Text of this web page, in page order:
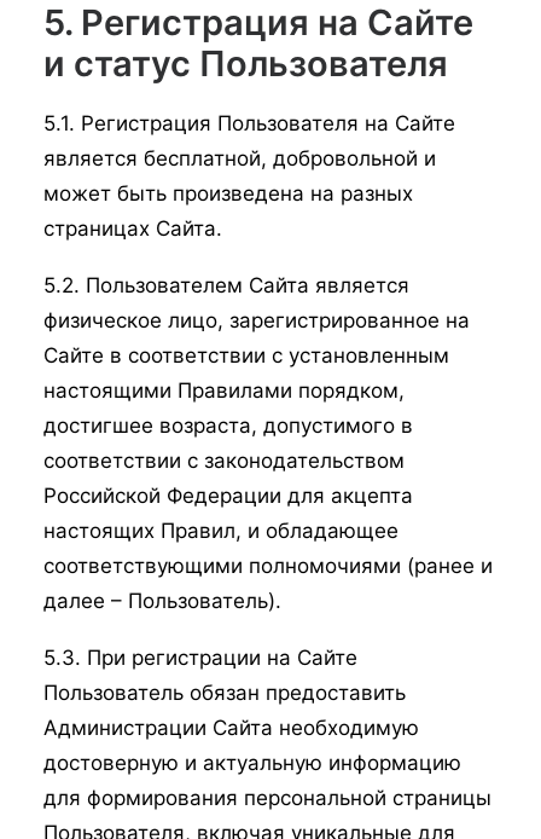
5. Регистрация на Сайте
и статус Пользователя
5.1. Регистрация Пользователя на Сайте
является бесплатной, добровольной и
может быть произведена на разных
страницах Сайта.
5.2. Пользователем Сайта является
физическое лицо, зарегистрированное на
Сайте в соответствии с установленным
настоящими Правилами порядком,
достигшее возраста, допустимого в
соответствии с законодательством
Российской Федерации для акцепта
настоящих Правил, и обладающее
соответствующими полномочиями (ранее и
далее – Пользователь).
5.3. При регистрации на Сайте
Пользователь обязан предоставить
Администрации Сайта необходимую
достоверную и актуальную информацию
для формирования персональной страницы
Пользователя, включая уникальные для